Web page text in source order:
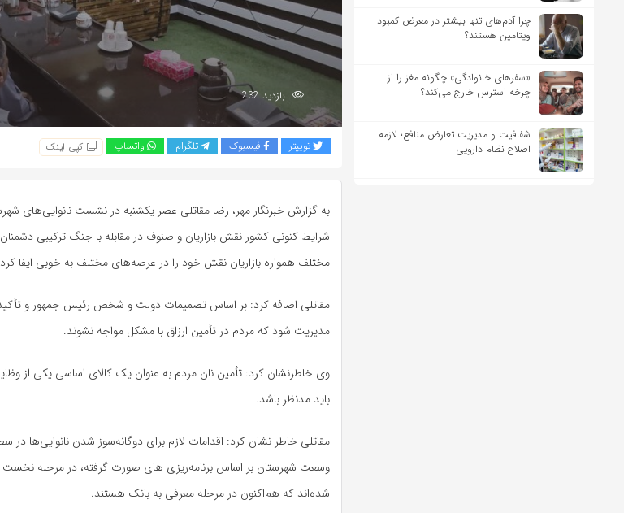
چرا آدم‌های تنها بیشتر در معرض کمبود
ویتامین هستند؟
«سفرهای خانوادگی» چگونه مغز را از
چرخه استرس خارج می‌کند؟
شفافیت و مدیریت تعارض منافع؛ لازمه
اصلاح نظام دارویی
بازدید 232
توییتر فیسبوک تلگرام واتساپ کپی لینک
به گزارش خبرنگار مهر، رضا مقاتلی عصر یکشنبه در نشست نانوایی‌های
شرایط کنونی کشور نقش بازاریان و صنوف در مقابله با جنگ ترکیبی
مختلف همواره بازاریان نقش خود را در عرصه‌های مختلف به خوبی ایفا
مقاتلی اضافه کرد: بر اساس تصمیمات دولت و شخص رئیس جمهور و تأکیدات
مدیریت شود که مردم در تأمین ارزاق با مشکل مواجه نشوند.
وی خاطرنشان کرد: تأمین نان مردم به عنوان یک کالای اساسی یکی از
باید مدنظر باشد.
مقاتلی خاطر نشان کرد: اقدامات لازم برای دوگانه‌سوز شدن نانوایی‌ها
وسعت شهرستان بر اساس برنامه‌ریزی های
شده‌اند که هم‌اکنون در مرحله معرفی به بانک هستند.